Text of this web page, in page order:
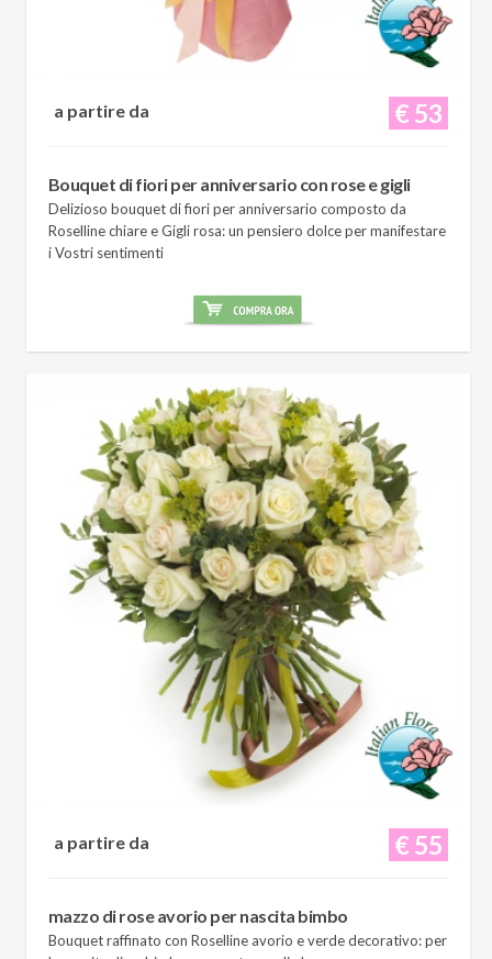
€ 53
a partire da
Bouquet di fiori per anniversario con rose e gigli
Delizioso bouquet di fiori per anniversario composto da
Roselline chiare e Gigli rosa: un pensiero dolce per manifestare
i Vostri sentimenti
€ 55
a partire da
mazzo di rose avorio per nascita bimbo
Bouquet raffinato con Roselline avorio e verde decorativo: per